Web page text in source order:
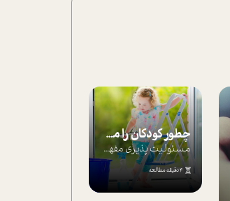
چطور کودکان را مسئولیت‌پذیر بار بیاورید؟
مسئولیت پذیری مفهومی ا ست که هر چه کودکت...
4 دقیقه مطالعه